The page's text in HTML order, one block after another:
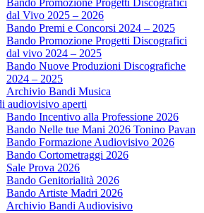
Bando Promozione Progetti Discografici
dal Vivo 2025 – 2026
Bando Premi e Concorsi 2024 – 2025
Bando Promozione Progetti Discografici
dal vivo 2024 – 2025
Bando Nuove Produzioni Discografiche
2024 – 2025
Archivio Bandi Musica
audiovisivo aperti
Bando Incentivo alla Professione 2026
Bando Nelle tue Mani 2026 Tonino Pavan
Bando Formazione Audiovisivo 2026
Bando Cortometraggi 2026
Sale Prova 2026
Bando Genitorialità 2026
Bando Artiste Madri 2026
Archivio Bandi Audiovisivo